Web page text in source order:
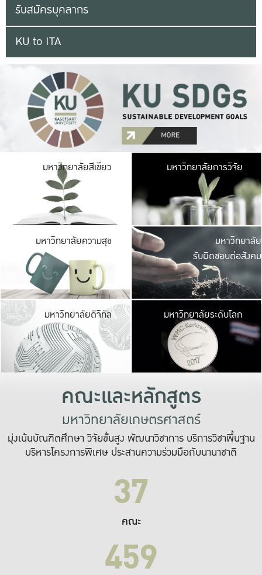
รับสมัครบุคลากร
KU to ITA
มหาวิทยาลัยสีเขียว มหาวิ
มีพื้นที่เขียวสดใส
เป็นป่าในเมือง เกษต
มหาวิทยาลัยการวิจัย
มหาวิทยาลัยความสุข มหาวิ
ค
เปิดประ
และพบเรื่องราวใ
มหาวิทยาลัย
รับผิดชอบต่อสังคม
มหาวิทยาลัยดิจิทัล มหาวิ
เปลี่ยนแปลง แล
เพื่อทำง
ระบบสารสนเทศ
มหาวิทยาลัยระดับโลก
คณะและหลักสูตร
มหาวิทยาลัยเกษตรศาสตร์
มุ่งเน้นบัณฑิตศึกษา วิจัยขั้นสูง พัฒนาวิชาการ บริการวิชาพื้นฐาน
บริหารโครงการพิเศษ ประสานความร่วมมือกับนานาชาติ
37
คณะ
459